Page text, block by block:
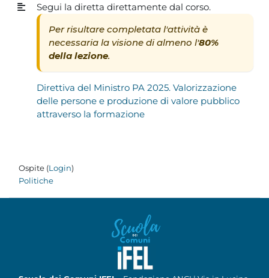
Segui la diretta direttamente dal corso.
Per risultare completata l'attività è
necessaria la visione di almeno l'80%
della lezione.
Direttiva del Ministro PA 2025. Valorizzazione
delle persone e produzione di valore pubblico
attraverso la formazione
Ospite (Login)
Politiche